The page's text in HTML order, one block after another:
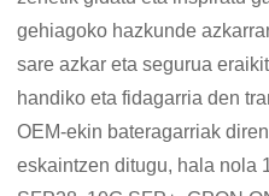
gehiagoko hazkunde
sare azkar eta segurua
handiko eta fidagarria den
OEM-ekin bateragarriak
eskaintzen ditugu, hala nola